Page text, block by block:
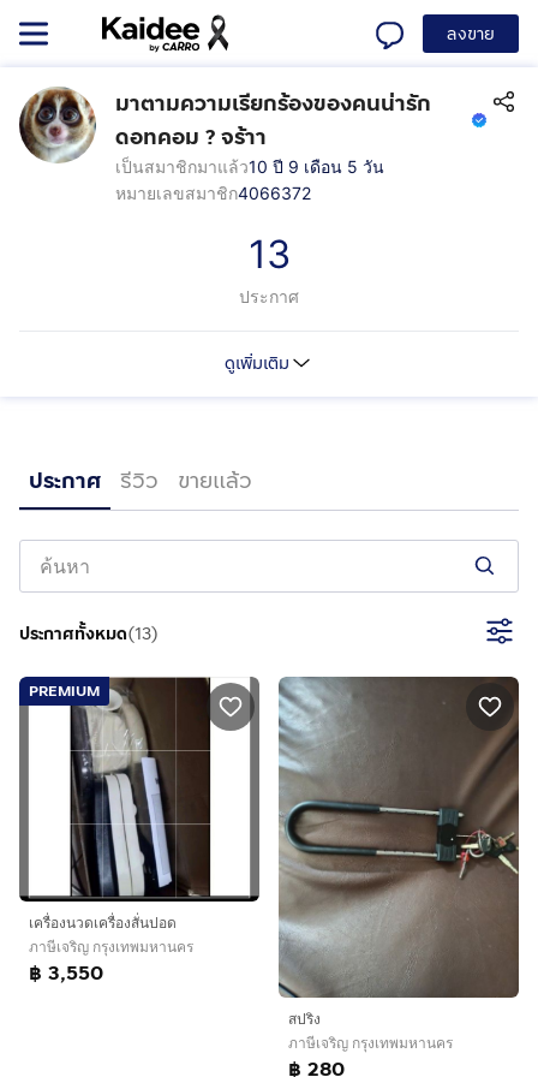
ลงขาย
มาตามความเรียกร้องของคนน่ารัก
ดอทคอม ? จร้าา
เป็นสมาชิกมาแล้ว10 ปี 9 เดือน 5 วัน
หมายเลขสมาชิก4066372
13
ประกาศ
ดูเพิ่มเติม
ประกาศ รีวิว ขายแล้ว
ประกาศทั้งหมด(13)
PREMIUM
เครื่องนวดเครื่องสั่นปอด
ภาษีเจริญ กรุงเทพมหานคร
฿ 3,550
สปริง
ภาษีเจริญ กรุงเทพมหานคร
฿ 280